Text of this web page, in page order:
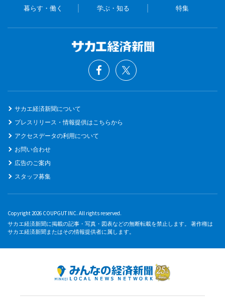
暮らす・働く 学ぶ・知る 特集
サカエ経済新聞について
プレスリリース・情報提供はこちらから
アクセスデータの利用について
お問い合わせ
広告のご案内
スタッフ募集
Copyright 2026 COUPGUT INC. All rights reserved.
サカエ経済新聞に掲載の記事・写真・図表などの無断転載を禁止します。 著作権は
サカエ経済新聞またはその情報提供者に属します。